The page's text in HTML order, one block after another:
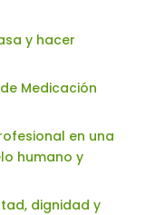
y hacer
Medicación
en una
humano y
dignidad y